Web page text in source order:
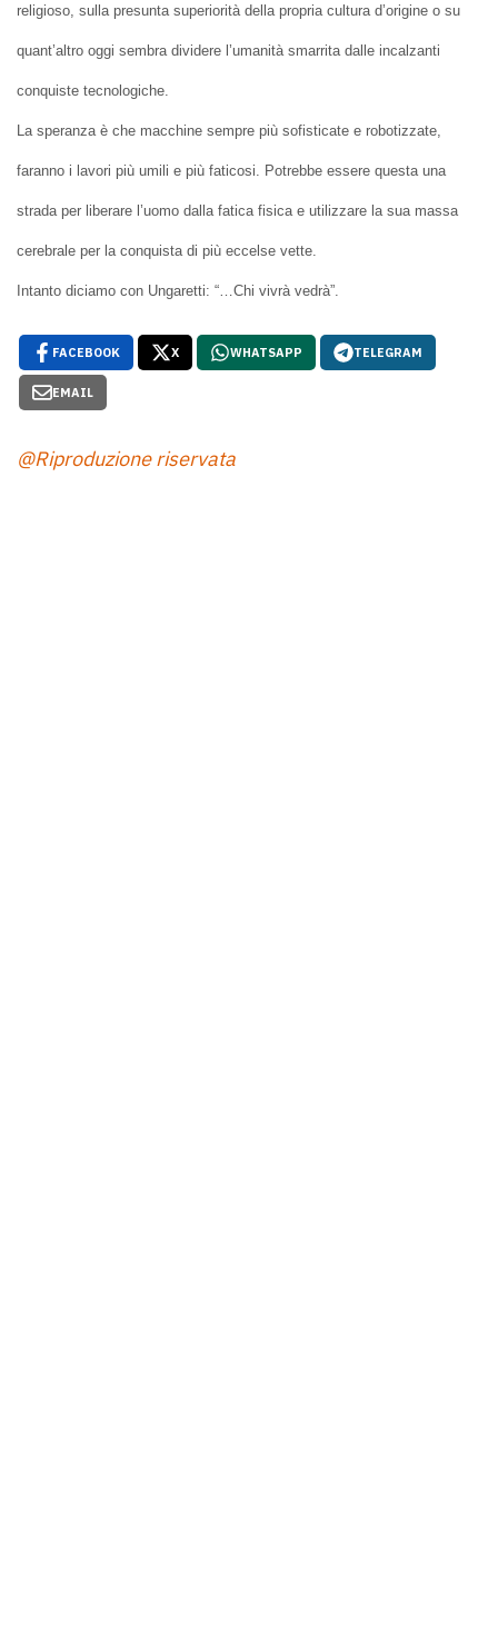
religioso, sulla presunta superiorità della propria cultura d’origine o su
quant’altro oggi sembra dividere l’umanità smarrita dalle incalzanti
conquiste tecnologiche.
La speranza è che macchine sempre più sofisticate e robotizzate,
faranno i lavori più umili e più faticosi. Potrebbe essere questa una
strada per liberare l’uomo dalla fatica fisica e utilizzare la sua massa
cerebrale per la conquista di più eccelse vette.
Intanto diciamo con Ungaretti: “…Chi vivrà vedrà”.
FACEBOOK X WHATSAPP TELEGRAM
EMAIL
@Riproduzione riservata